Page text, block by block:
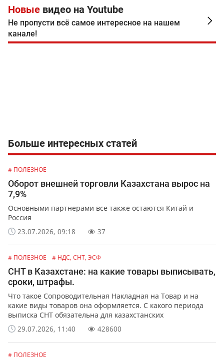
Новые видео на Youtube
Не пропусти всё самое интересное на нашем
канале!
Больше интересных статей
# ПОЛЕЗНОЕ
Оборот внешней торговли Казахстана вырос на
7,9%
Основными партнерами все также остаются Китай и
Россия
23.07.2026, 09:18
37
# ПОЛЕЗНОЕ # НДС, СНТ, ЭСФ
СНТ в Казахстане: на какие товары выписывать,
сроки, штрафы.
Что такое Сопроводительная Накладная на Товар и на
какие виды товаров она оформляется. С какого периода
выписка СНТ обязательна для казахстанских
предпринимателей и организаций. Какая ответственность
предусмотрена за не выписку или ошибки в СНТ.
29.07.2026, 11:40 428600
# ПОЛЕЗНОЕ